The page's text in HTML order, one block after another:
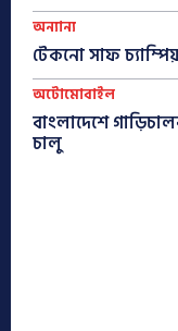
অন্যান্য
টেকনো সাফ
অটোমোবাইল
বাংলাদেশে
চালু